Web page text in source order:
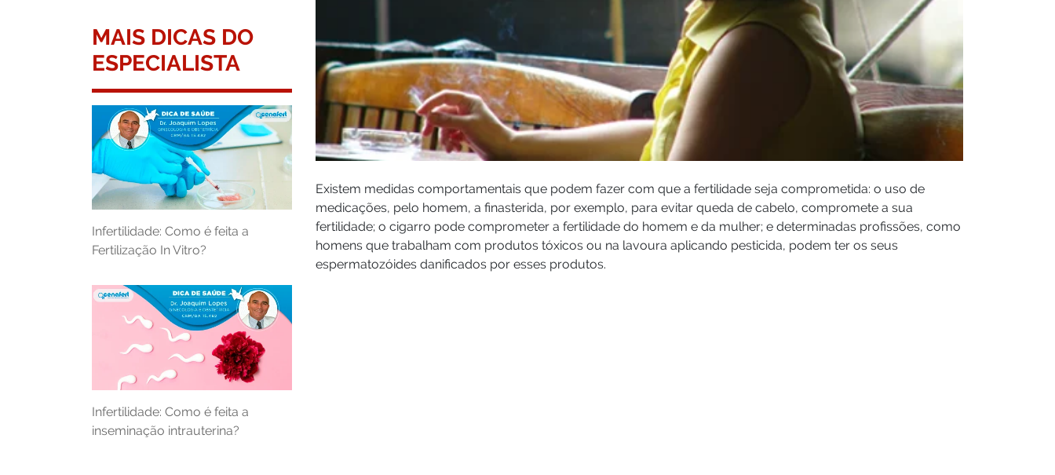
MAIS DICAS DO
ESPECIALISTA
Infertilidade: Como é feita a
Fertilização In Vitro?
Infertilidade: Como é feita a
inseminação intrauterina?
Existem medidas comportamentais que podem fazer com que a fertilidade seja comprometida: o uso de
medicações, pelo homem, a finasterida, por exemplo, para evitar queda de cabelo, compromete a sua
fertilidade; o cigarro pode comprometer a fertilidade do homem e da mulher; e determinadas profissões, como
homens que trabalham com produtos tóxicos ou na lavoura aplicando pesticida, podem ter os seus
espermatozóides danificados por esses produtos.